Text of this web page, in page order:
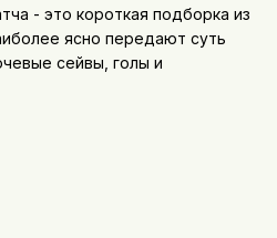
- это короткая подборка из
ясно передают суть
сейвы, голы и